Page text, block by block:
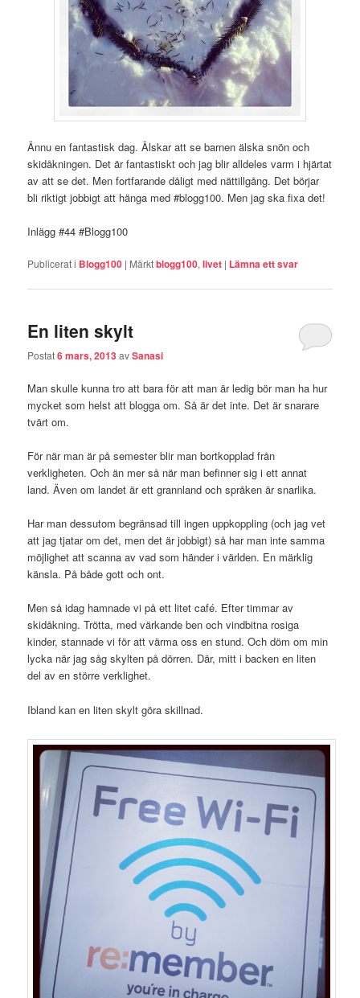
Ännu en fantastisk dag. Älskar att se barnen älska snön och
skidåkningen. Det är fantastiskt och jag blir alldeles varm i hjärtat
av att se det. Men fortfarande dåligt med nättillgång. Det börjar
bli riktigt jobbigt att hänga med #blogg100. Men jag ska fixa det!
Inlägg #44 #Blogg100
Publicerat i Blogg100 | Märktblogg100,livet | Lämna ett svar
En liten skylt
Postat6 mars, 2013avSanasi
Man skulle kunna tro att bara för att man är ledig bör man ha hur
mycket som helst att blogga om. Så är det inte. Det är snarare
tvärt om.
För när man är på semester blir man bortkopplad från
verkligheten. Och än mer så när man befinner sig i ett annat
land. Även om landet är ett grannland och språken är snarlika.
Har man dessutom begränsad till ingen uppkoppling (och jag vet
att jag tjatar om det, men det är jobbigt) så har man inte samma
möjlighet att scanna av vad som händer i världen. En märklig
känsla. På både gott och ont.
Men så idag hamnade vi på ett litet café. Efter timmar av
skidåkning. Trötta, med värkande ben och vindbitna rosiga
kinder, stannade vi för att värma oss en stund. Och döm om min
lycka när jag såg skylten på dörren. Där, mitt i backen en liten
del av en större verklighet.
Ibland kan en liten skylt göra skillnad.